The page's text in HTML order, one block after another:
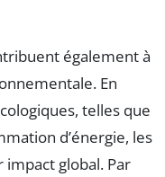
également à
En
telles que
d’énergie, les
global. Par